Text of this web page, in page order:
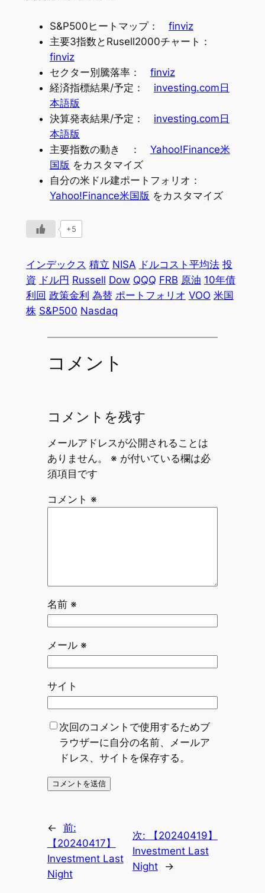
S&P500ヒートマップ： finviz
主要3指数とRusell2000チャート：
finviz
セクター別騰落率： finviz
経済指標結果/予定： investing.com日
本語版
決算発表結果/予定： investing.com日
本語版
主要指数の動き ： Yahoo!Finance米
国版 をカスタマイズ
自分の米ドル建ポートフォリオ：
Yahoo!Finance米国版 をカスタマイズ
+5
インデックス 積立 NISA ドルコスト平均法 投
資 ドル円 Russell Dow QQQ FRB 原油 10年債
利回 政策金利 為替 ポートフォリオ VOO 米国
株 S&P500 Nasdaq
コメント
コメントを残す
メールアドレスが公開されることは
ありません。
※ が付いている欄は必
須項目です
コメント ※
名前 ※
メール ※
サイト
次回のコメントで使用するためブ
ラウザーに自分の名前、メールア
ドレス、サイトを保存する。
← 前:
【20240417】
Investment Last
Night
次:
【20240419】
Investment Last
Night
→